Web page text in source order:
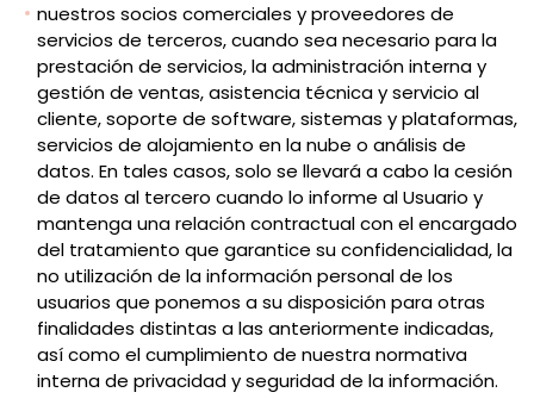
nuestros socios comerciales y proveedores de
servicios de terceros, cuando sea necesario para la
prestación de servicios, la administración interna y
gestión de ventas, asistencia técnica y servicio al
cliente, soporte de software, sistemas y plataformas,
servicios de alojamiento en la nube o análisis de
datos. En tales casos, solo se llevará a cabo la cesión
de datos al tercero cuando lo informe al Usuario y
mantenga una relación contractual con el encargado
del tratamiento que garantice su confidencialidad, la
no utilización de la información personal de los
usuarios que ponemos a su disposición para otras
finalidades distintas a las anteriormente indicadas,
así como el cumplimiento de nuestra normativa
interna de privacidad y seguridad de la información.